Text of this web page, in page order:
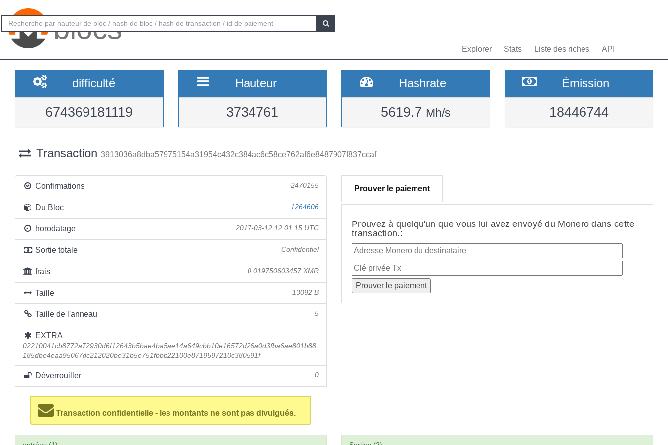
blocs
Explorer Stats Liste des riches API
difficulté
674369181119
Hauteur
3734761
Hashrate
5619.7 Mh/s
Émission
18446744
Transaction 3913036a8dba57975154a31954c432c384ac6c58ce762af6e8487907f837ccaf
Confirmations 2470155
Du Bloc 1264606
horodatage 2017-03-12 12:01:15 UTC
Sortie totale Confidentiel
frais 0.019750603457 XMR
Taille 13092 B
Taille de l'anneau 5
EXTRA
02210041cb8772a72930d6f12643b5bae4ba5ae14a649cbb10e16572d26a0d3fba6ae801b88
185dbe4eaa95067dc212020be31b5e751fbbb22100e8719597210c380591f
Déverrouiller 0
Transaction confidentielle - les montants ne sont pas divulgués.
Prouver le paiement
Prouvez à quelqu'un que vous lui avez envoyé du Monero dans cette
transaction.: